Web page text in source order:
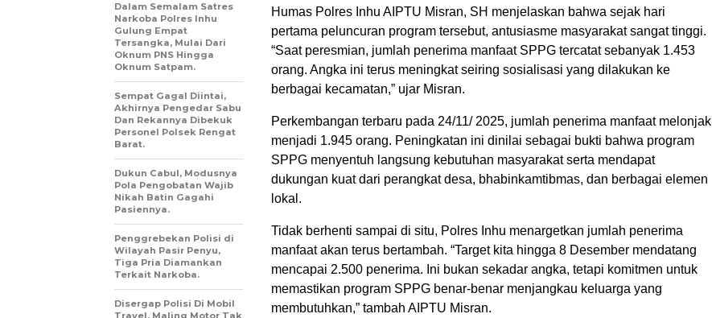
Humas Polres Inhu AIPTU Misran, SH menjelaskan bahwa sejak hari
pertama peluncuran program tersebut, antusiasme masyarakat sangat tinggi.
“Saat peresmian, jumlah penerima manfaat SPPG tercatat sebanyak 1.453
orang. Angka ini terus meningkat seiring sosialisasi yang dilakukan ke
berbagai kecamatan,” ujar Misran.
Perkembangan terbaru pada 24/11/ 2025, jumlah penerima manfaat melonjak
menjadi 1.945 orang. Peningkatan ini dinilai sebagai bukti bahwa program
SPPG menyentuh langsung kebutuhan masyarakat serta mendapat
dukungan kuat dari perangkat desa, bhabinkamtibmas, dan berbagai elemen
lokal.
Tidak berhenti sampai di situ, Polres Inhu menargetkan jumlah penerima
manfaat akan terus bertambah. “Target kita hingga 8 Desember mendatang
mencapai 2.500 penerima. Ini bukan sekadar angka, tetapi komitmen untuk
memastikan program SPPG benar-benar menjangkau keluarga yang
membutuhkan,” tambah AIPTU Misran.
Dalam Semalam Satres
Narkoba Polres Inhu
Gulung Empat
Tersangka, Mulai Dari
Oknum PNS Hingga
Oknum Satpam.
Sempat Gagal Diintai,
Akhirnya Pengedar Sabu
Dan Rekannya Dibekuk
Personel Polsek Rengat
Barat.
Dukun Cabul, Modusnya
Pola Pengobatan Wajib
Nikah Batin Gagahi
Pasiennya.
Penggrebekan Polisi di
Wilayah Pasir Penyu,
Tiga Pria Diamankan
Terkait Narkoba.
Disergap Polisi Di Mobil
Travel, Maling Motor Tak